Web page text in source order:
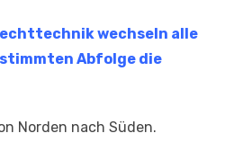
wechseln alle
Abfolge die
Norden nach Süden.